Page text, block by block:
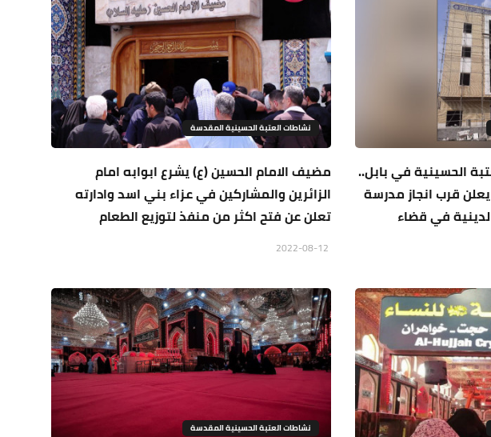
الحسينية في بابل..
قرب انجاز مدرسة
في قضاء
نشاطات العتبة الحسينية المقدسة
مضيف الامام الحسين (ع) يشرع ابوابه امام
الزائرين والمشاركين في عزاء بني اسد وادارته
تعلن عن فتح اكثر من منفذ لتوزيع الطعام
نشاطات العتبة الحسينية المقدسة